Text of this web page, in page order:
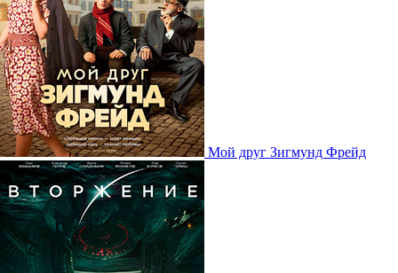
Мой друг Зигмунд Фрейд